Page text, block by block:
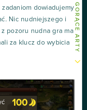
GORĄCE ARTY
dowiadujemy
Nic nudniejszego i
pozoru nudna gra ma
za klucz do wybicia
100